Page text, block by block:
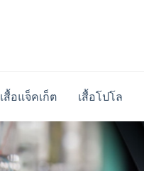
เสื้อแจ็คเก็ต เสื้อโปโล